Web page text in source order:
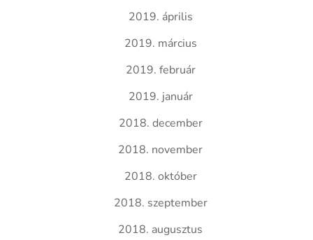
2019. április
2019. március
2019. február
2019. január
2018. december
2018. november
2018. október
2018. szeptember
2018. augusztus